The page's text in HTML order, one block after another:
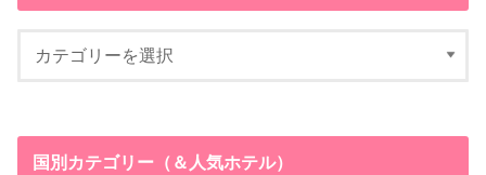
国別カテゴリー（＆人気ホテル）